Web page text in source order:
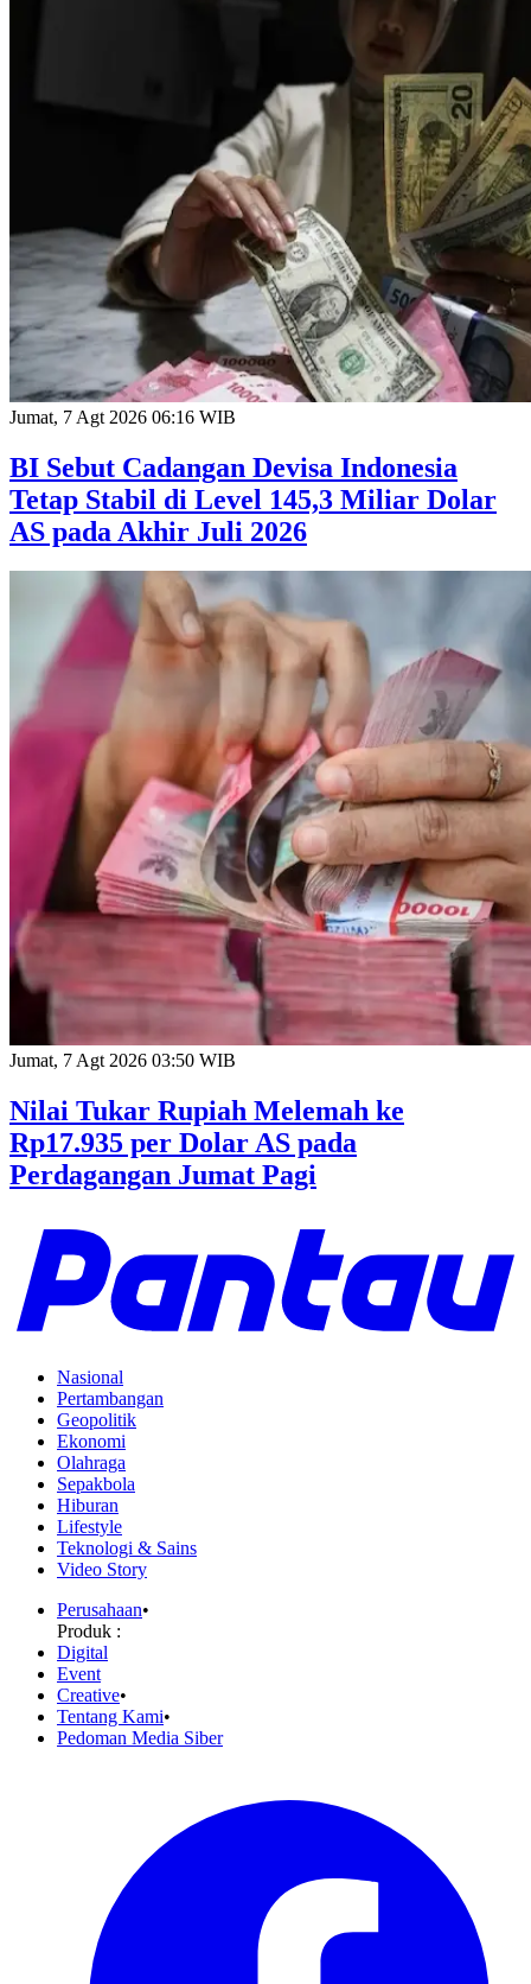
Jumat, 7 Agt 2026 06:16 WIB
BI Sebut Cadangan Devisa Indonesia
Tetap Stabil di Level 145,3 Miliar Dolar
AS pada Akhir Juli 2026
Jumat, 7 Agt 2026 03:50 WIB
Nilai Tukar Rupiah Melemah ke
Rp17.935 per Dolar AS pada
Perdagangan Jumat Pagi
Nasional
Pertambangan
Geopolitik
Ekonomi
Olahraga
Sepakbola
Hiburan
Lifestyle
Teknologi & Sains
Video Story
Perusahaan•
Produk :
Digital
Event
Creative•
Tentang Kami•
Pedoman Media Siber